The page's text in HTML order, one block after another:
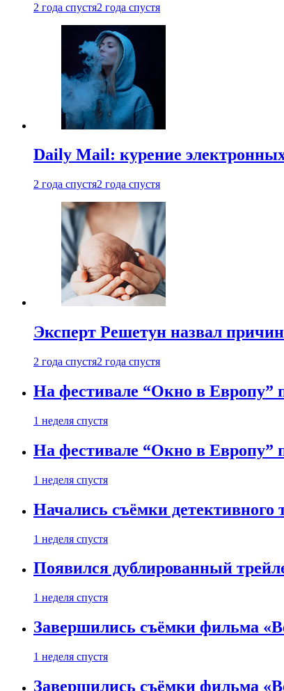
2 года спустя2 года спустя
Daily Mail: курение
2 года спустя2 года спустя
Эксперт Решетун назвал
2 года спустя2 года спустя
На фестивале “Окно в Европу”
1 неделя спустя
На фестивале “Окно в Европу”
1 неделя спустя
Начались съёмки детективного
1 неделя спустя
Появился дублированный
1 неделя спустя
Завершились съёмки фильма
1 неделя спустя
Завершились съёмки фильма